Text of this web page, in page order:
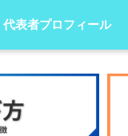
代表者プロフィール